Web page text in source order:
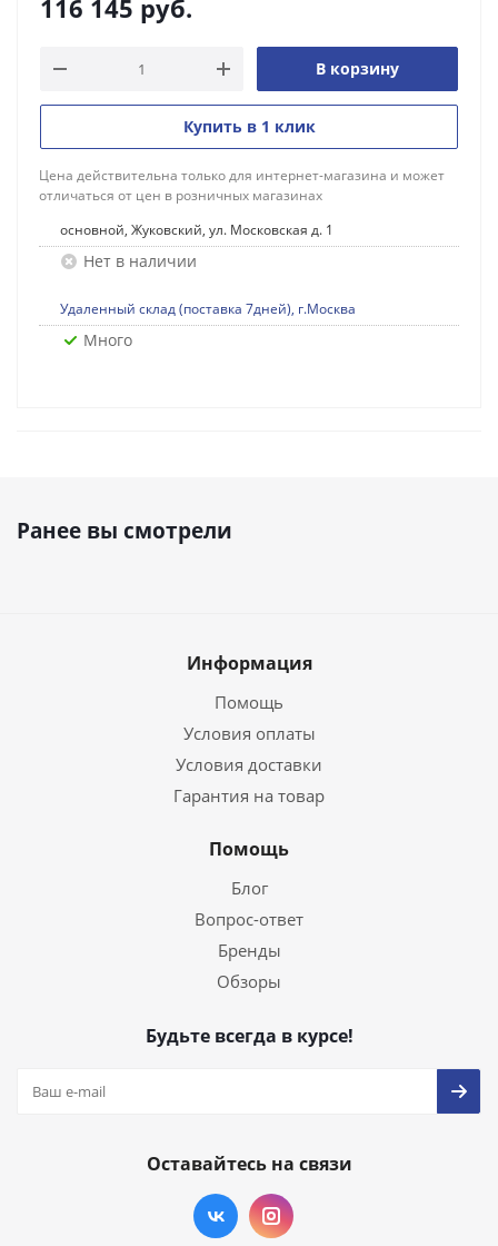
116 145 руб.
В корзину
Купить в 1 клик
Цена действительна только для интернет-магазина и может
отличаться от цен в розничных магазинах
основной, Жуковский, ул. Московская д. 1
Нет в наличии
Удаленный склад (поставка 7дней), г.Москва
Много
Ранее вы смотрели
Информация
Помощь
Условия оплаты
Условия доставки
Гарантия на товар
Помощь
Блог
Вопрос-ответ
Бренды
Обзоры
Будьте всегда в курсе!
Оставайтесь на связи